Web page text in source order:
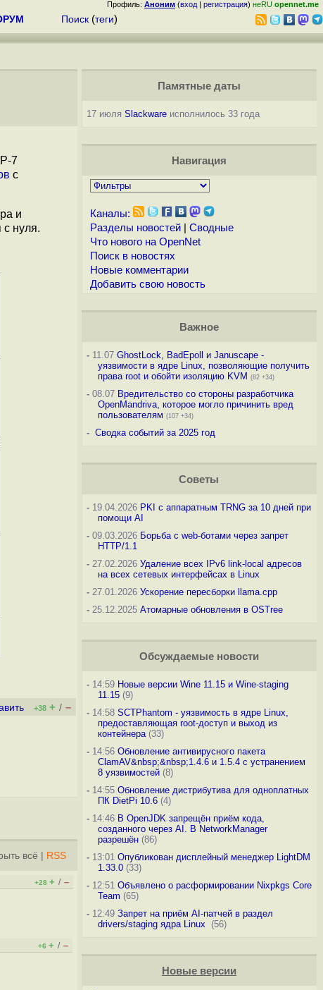
Профиль: Аноним (вход | регистрация) неRU opennet.me
Поиск (теги)
7
с
и
нуля.
+38 + / –
всё RSS
+28 + / –
+6 + / –
Памятные даты
17 июля Slackwareисполнилось 33 года
Навигация
Каналы:
Разделы новостей| Сводные
Что нового на OpenNet
Поиск в новостях
Новые комментарии
Добавить свою новость
Важное
-11.07 GhostLock, BadEpoll и Januscape -
уязвимости в ядре Linux, позволяющие получить
права root и обойти изоляцию KVM (82 +34)
-08.07 Вредительство со стороны разработчика
OpenMandriva, которое могло причинить вред
пользователям (107 +34)
- Сводка событий за 2025 год
Советы
-19.04.2026 PKI с аппаратным TRNG за 10 дней при
помощи AI
-09.03.2026 Борьба с web-ботами через запрет
HTTP/1.1
-27.02.2026 Удаление всех IPv6 link-local адресов
на всех сетевых интерфейсах в Linux
-27.01.2026 Ускорение пересборки llama.cpp
-25.12.2025 Атомарные обновления в OSTree
Обсуждаемые новости
-14:59 Новые версии Wine 11.15 и Wine-staging
11.15(9)
-14:58 SCTPhantom - уязвимость в ядре Linux,
предоставляющая root-доступ и выход из
контейнера(33)
-14:56 Обновление антивирусного пакета
ClamAV&nbsp;&nbsp;1.4.6 и 1.5.4 с устранением
8 уязвимостей(8)
-14:55 Обновление дистрибутива для одноплатных
ПК DietPi 10.6(4)
-14:46 В OpenJDK запрещён приём кода,
созданного через AI. В NetworkManager
разрешён(86)
-13:01 Опубликован дисплейный менеджер LightDM
1.33.0(33)
-12:51 Объявлено о расформировании Nixpkgs Core
Team (65)
-12:49 Запрет на приём AI-патчей в раздел
drivers/staging ядра Linux
(56)
Новые версии